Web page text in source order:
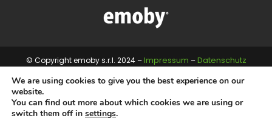
© Copyright emoby s.r.l. 2024 –Impressum –Datenschutz
We are using cookies to give you the best experience on our
website.
You can find out more about which cookies we are using or
switch them off in settings.